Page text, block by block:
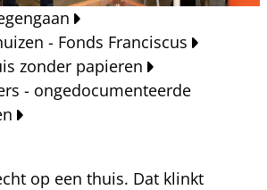
- Fonds Franciscus
zonder papieren
- ongedocumenteerde
op een thuis. Dat klinkt